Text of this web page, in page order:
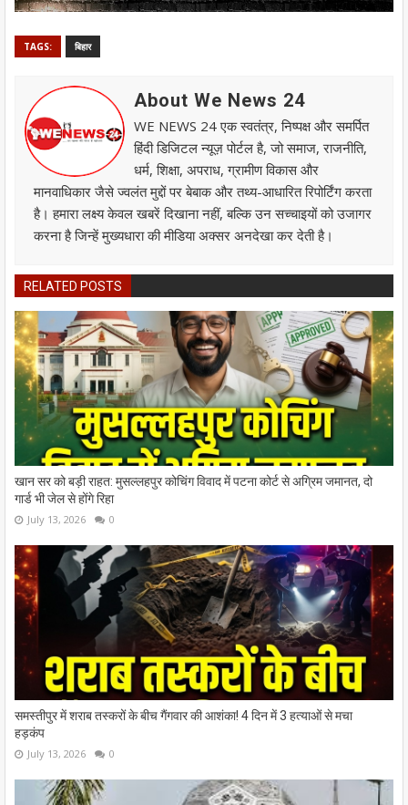
TAGS: बिहार
About We News 24
WE NEWS 24 एक स्वतंत्र, निष्पक्ष और समर्पित
हिंदी डिजिटल न्यूज़ पोर्टल है, जो समाज, राजनीति,
धर्म, शिक्षा, अपराध, ग्रामीण विकास और
मानवाधिकार जैसे ज्वलंत मुद्दों पर बेबाक और तथ्य-आधारित रिपोर्टिंग करता
है। हमारा लक्ष्य केवल खबरें दिखाना नहीं, बल्कि उन सच्चाइयों को उजागर
करना है जिन्हें मुख्यधारा की मीडिया अक्सर अनदेखा कर देती है।
RELATED POSTS
खान सर को बड़ी राहत: मुसल्लहपुर कोचिंग विवाद में पटना कोर्ट से अग्रिम जमानत, दो
गार्ड भी जेल से होंगे रिहा
July 13, 2026 0
समस्तीपुर में शराब तस्करों के बीच गैंगवार की आशंका! 4 दिन में 3 हत्याओं से मचा
हड़कंप
July 13, 2026 0